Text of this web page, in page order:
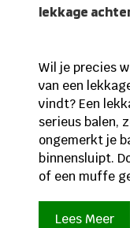
lekkage
Wil je precies
van een
vindt? Een
serieus balen,
ongemerkt je
binnensluipt.
of een muffe
Lees Meer